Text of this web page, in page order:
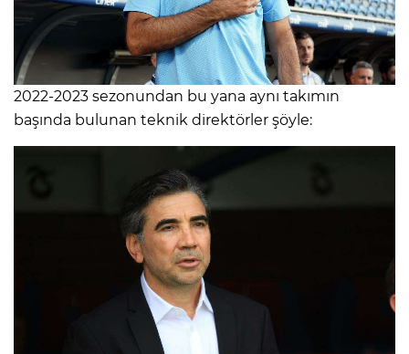
2022-2023 sezonundan bu yana aynı takımın
başında bulunan teknik direktörler şöyle: